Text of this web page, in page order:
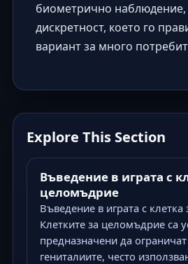
биометрично
дискретност, което го
вариант за много
Explore This Section
Въведение в играта с
целомъдрие
Въведение в играта с
Клетките за целомъдрие са
предназначени да
гениталиите, често